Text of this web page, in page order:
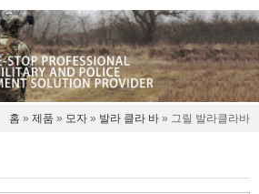
홈 » 제품 » 모자 » 발라 클라 바 » 그릴 발라클라바